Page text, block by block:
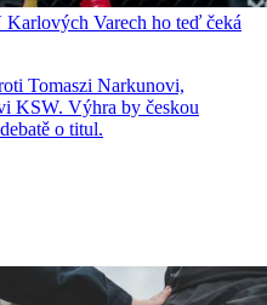
Varech ho teď čeká
Tomaszi Narkunovi,
KSW. Výhra by českou
o titul.